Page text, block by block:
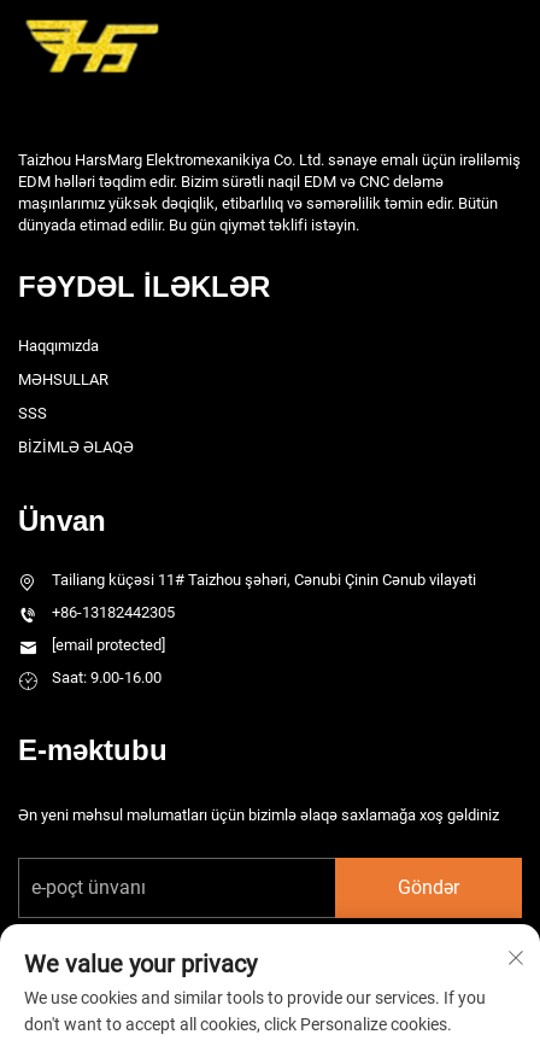
Taizhou HarsMarg Elektromexanikiya Co. Ltd. sənaye emalı üçün irəliləmiş
EDM həlləri təqdim edir. Bizim sürətli naqil EDM və CNC deləmə
maşınlarımız yüksək dəqiqlik, etibarlılıq və səmərəlilik təmin edir. Bütün
dünyada etimad edilir. Bu gün qiymət təklifi istəyin.
FƏYDƏL İLƏKLƏR
Haqqımızda
MƏHSULLAR
SSS
BİZİMLƏ ƏLAQƏ
Ünvan
Tailiang küçəsi 11# Taizhou şəhəri, Cənubi Çinin Cənub vilayəti
+86-13182442305
[email protected]
Saat: 9.00-16.00
E-məktubu
Ən yeni məhsul məlumatları üçün bizimlə əlaqə saxlamağa xoş gəldiniz
Göndər
We value your privacy
We use cookies and similar tools to provide our services. If you
don't want to accept all cookies, click Personalize cookies.